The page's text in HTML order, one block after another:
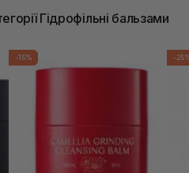
Гідрофільні бальзами
-15% -